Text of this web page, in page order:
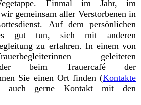
Einmal im Jahr, im
gemeinsam aller Verstorbenen in
Auf dem persönlichen
gut tun, sich mit anderen
zu erfahren. In einem von
geleiteten
oder beim Trauercafé der
Sie einen Ort finden (Kontakte
auch gerne Kontakt mit den